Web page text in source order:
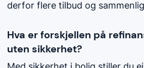
derfor flere tilbud og
Hva er forskjellen på
uten sikkerhet?